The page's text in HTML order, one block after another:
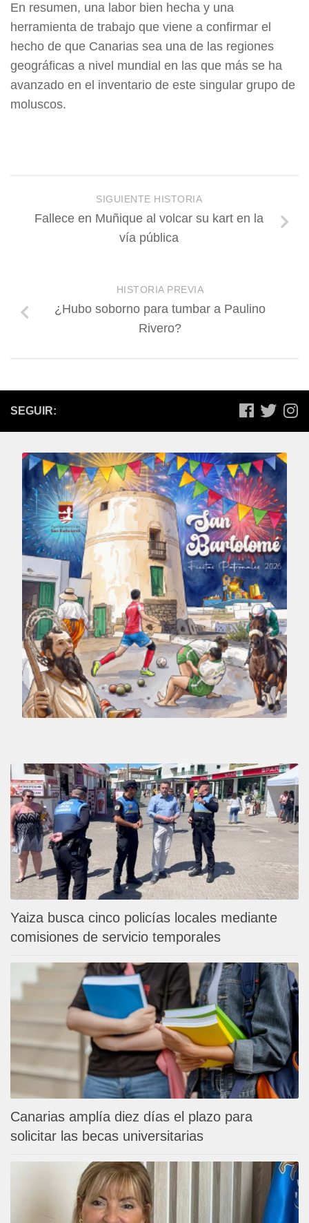
En resumen, una labor bien hecha y una
herramienta de trabajo que viene a confirmar el
hecho de que Canarias sea una de las regiones
geográficas a nivel mundial en las que más se ha
avanzado en el inventario de este singular grupo de
moluscos.
SIGUIENTE HISTORIA
Fallece en Muñique al volcar su kart en la
vía pública
HISTORIA PREVIA
¿Hubo soborno para tumbar a Paulino
Rivero?
SEGUIR:
Yaiza busca cinco policías locales mediante
comisiones de servicio temporales
Canarias amplía diez días el plazo para
solicitar las becas universitarias